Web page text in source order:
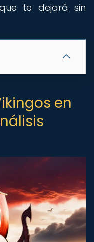
te dejará sin
en